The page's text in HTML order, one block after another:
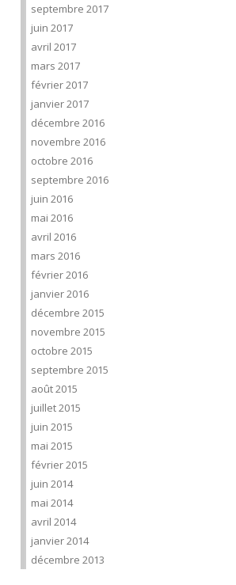
septembre 2017
juin 2017
avril 2017
mars 2017
février 2017
janvier 2017
décembre 2016
novembre 2016
octobre 2016
septembre 2016
juin 2016
mai 2016
avril 2016
mars 2016
février 2016
janvier 2016
décembre 2015
novembre 2015
octobre 2015
septembre 2015
août 2015
juillet 2015
juin 2015
mai 2015
février 2015
juin 2014
mai 2014
avril 2014
janvier 2014
décembre 2013